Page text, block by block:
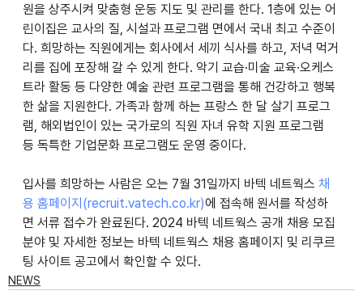
원을 상주시켜 맞춤형 운동 지도 및 관리를 한다. 1층에 있는 어
린이집은 교사의 질, 시설과 프로그램 면에서 국내 최고 수준이
다. 희망하는 직원에게는 회사에서 세끼 식사를 하고, 저녁 먹거
리를 집에 포장해 갈 수 있게 한다. 악기 교습·미술 교육·오케스
트라 활동 등 다양한 예술 관련 프로그램을 통해 건강하고 행복
한 삶을 지원한다. 가족과 함께 하는 프랑스 한 달 살기 프로그
램, 해외법인이 있는 국가로의 직원 자녀 유학 지원 프로그램
등 독특한 기업문화 프로그램도 운영 중이다.
입사를 희망하는 사람은 오는 7월 31일까지 바텍 네트웍스 채
용 홈페이지(recruit.vatech.co.kr)에 접속해 원서를 작성하
면 서류 접수가 완료된다. 2024 바텍 네트웍스 공개 채용 모집
분야 및 자세한 정보는 바텍 네트웍스 채용 홈페이지 및 리쿠르
팅 사이트 공고에서 확인할 수 있다.
NEWS